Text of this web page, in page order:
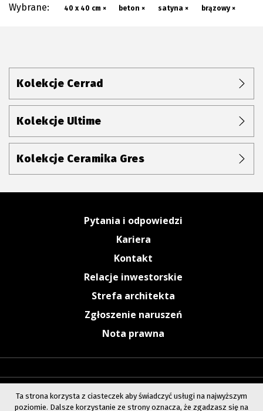
Wybrane: 40 x 40 cm × beton × satyna × brązowy ×
Kolekcje Cerrad
Kolekcje Ultime
Kolekcje Ceramika Gres
Pytania i odpowiedzi
Kariera
Kontakt
Relacje inwestorskie
Strefa architekta
Zgłoszenie naruszeń
Nota prawna
Ta strona korzysta z ciasteczek aby świadczyć usługi na najwyższym
poziomie. Dalsze korzystanie ze strony oznacza, że zgadzasz się na